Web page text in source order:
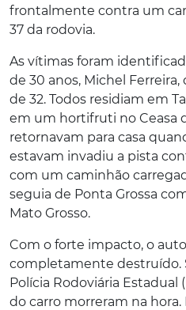
frontalmente contra um
37 da rodovia.
As vítimas foram
de 30 anos, Michel Ferreira,
de 32. Todos residiam em
em um hortifruti no Ceasa
retornavam para casa
estavam invadiu a pista
com um caminhão
seguia de Ponta Grossa
Mato Grosso.
Com o forte impacto, o
completamente destruído.
Polícia Rodoviária Estadual
do carro morreram na